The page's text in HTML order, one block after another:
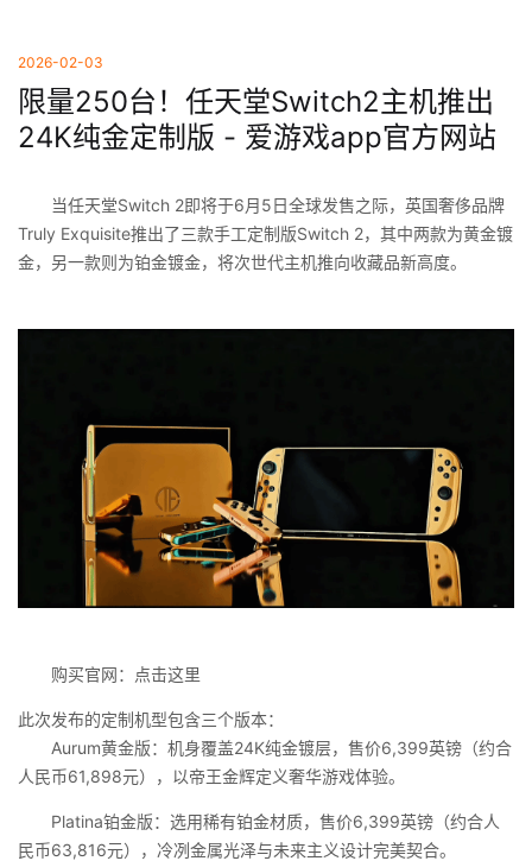
2026-02-03
限量250台！任天堂Switch2主机推出
24K纯金定制版 - 爱游戏app官方网站
当任天堂Switch 2即将于6月5日全球发售之际，英国奢侈品牌
Truly Exquisite推出了三款手工定制版Switch 2，其中两款为黄金镀
金，另一款则为铂金镀金，将次世代主机推向收藏品新高度。
购买官网：点击这里
此次发布的定制机型包含三个版本：
Aurum黄金版：机身覆盖24K纯金镀层，售价6,399英镑（约合
人民币61,898元），以帝王金辉定义奢华游戏体验。
Platina铂金版：选用稀有铂金材质，售价6,399英镑（约合人
民币63,816元），冷冽金属光泽与未来主义设计完美契合。